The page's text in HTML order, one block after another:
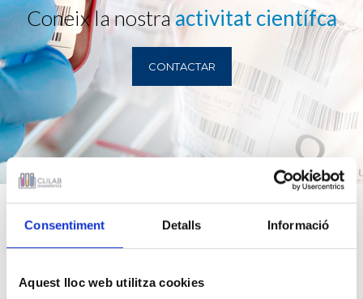
Consentiment Detalls Informació
Aquest lloc web utilitza cookies
Coneix la nostra activitat científca
CONTACTAR
PONÈNCIES, CURSOS I PUBLICACIONS